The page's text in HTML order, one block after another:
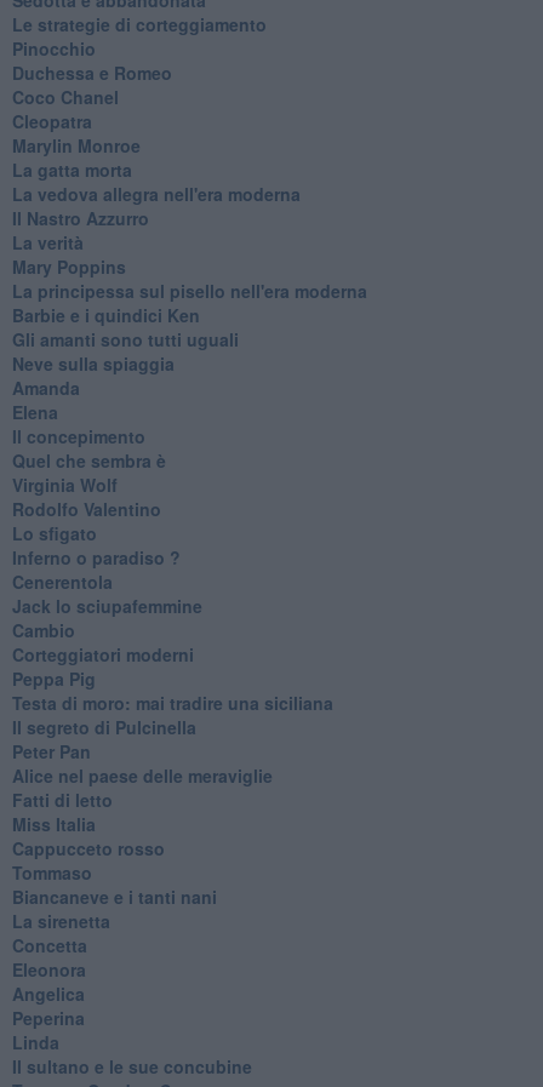
Le strategie di corteggiamento
Pinocchio
Duchessa e Romeo
Coco Chanel
Cleopatra
Marylin Monroe
La gatta morta
La vedova allegra nell'era moderna
​Il Nastro Azzurro
La verità
Mary Poppins
La principessa sul pisello nell'era moderna
Barbie e i quindici Ken
Gli amanti sono tutti uguali
Neve sulla spiaggia
Amanda
Elena
Il concepimento
Quel che sembra è
Virginia Wolf
Rodolfo Valentino
Lo sfigato
Inferno o paradiso ?
Cenerentola
Jack lo sciupafemmine
Cambio
Corteggiatori moderni
Peppa Pig
Testa di moro: mai tradire una siciliana
Il segreto di Pulcinella
Peter Pan
Alice nel paese delle meraviglie
Fatti di letto
Miss Italia
Cappucceto rosso
Tommaso
Biancaneve e i tanti nani
La sirenetta
Concetta
Eleonora
Angelica
Peperina
Linda
Il sultano e le sue concubine